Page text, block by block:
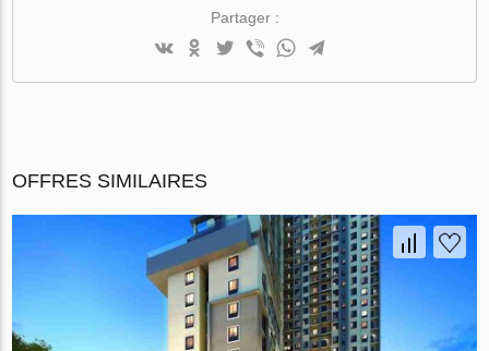
Partager :
OFFRES SIMILAIRES